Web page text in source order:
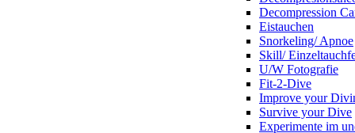
Decompression
Eistauchen
Snorkeling/ Apnoe
Skill/
U/W Fotografie
Fit-2-Dive
Improve your
Survive your Dive
Experimente im